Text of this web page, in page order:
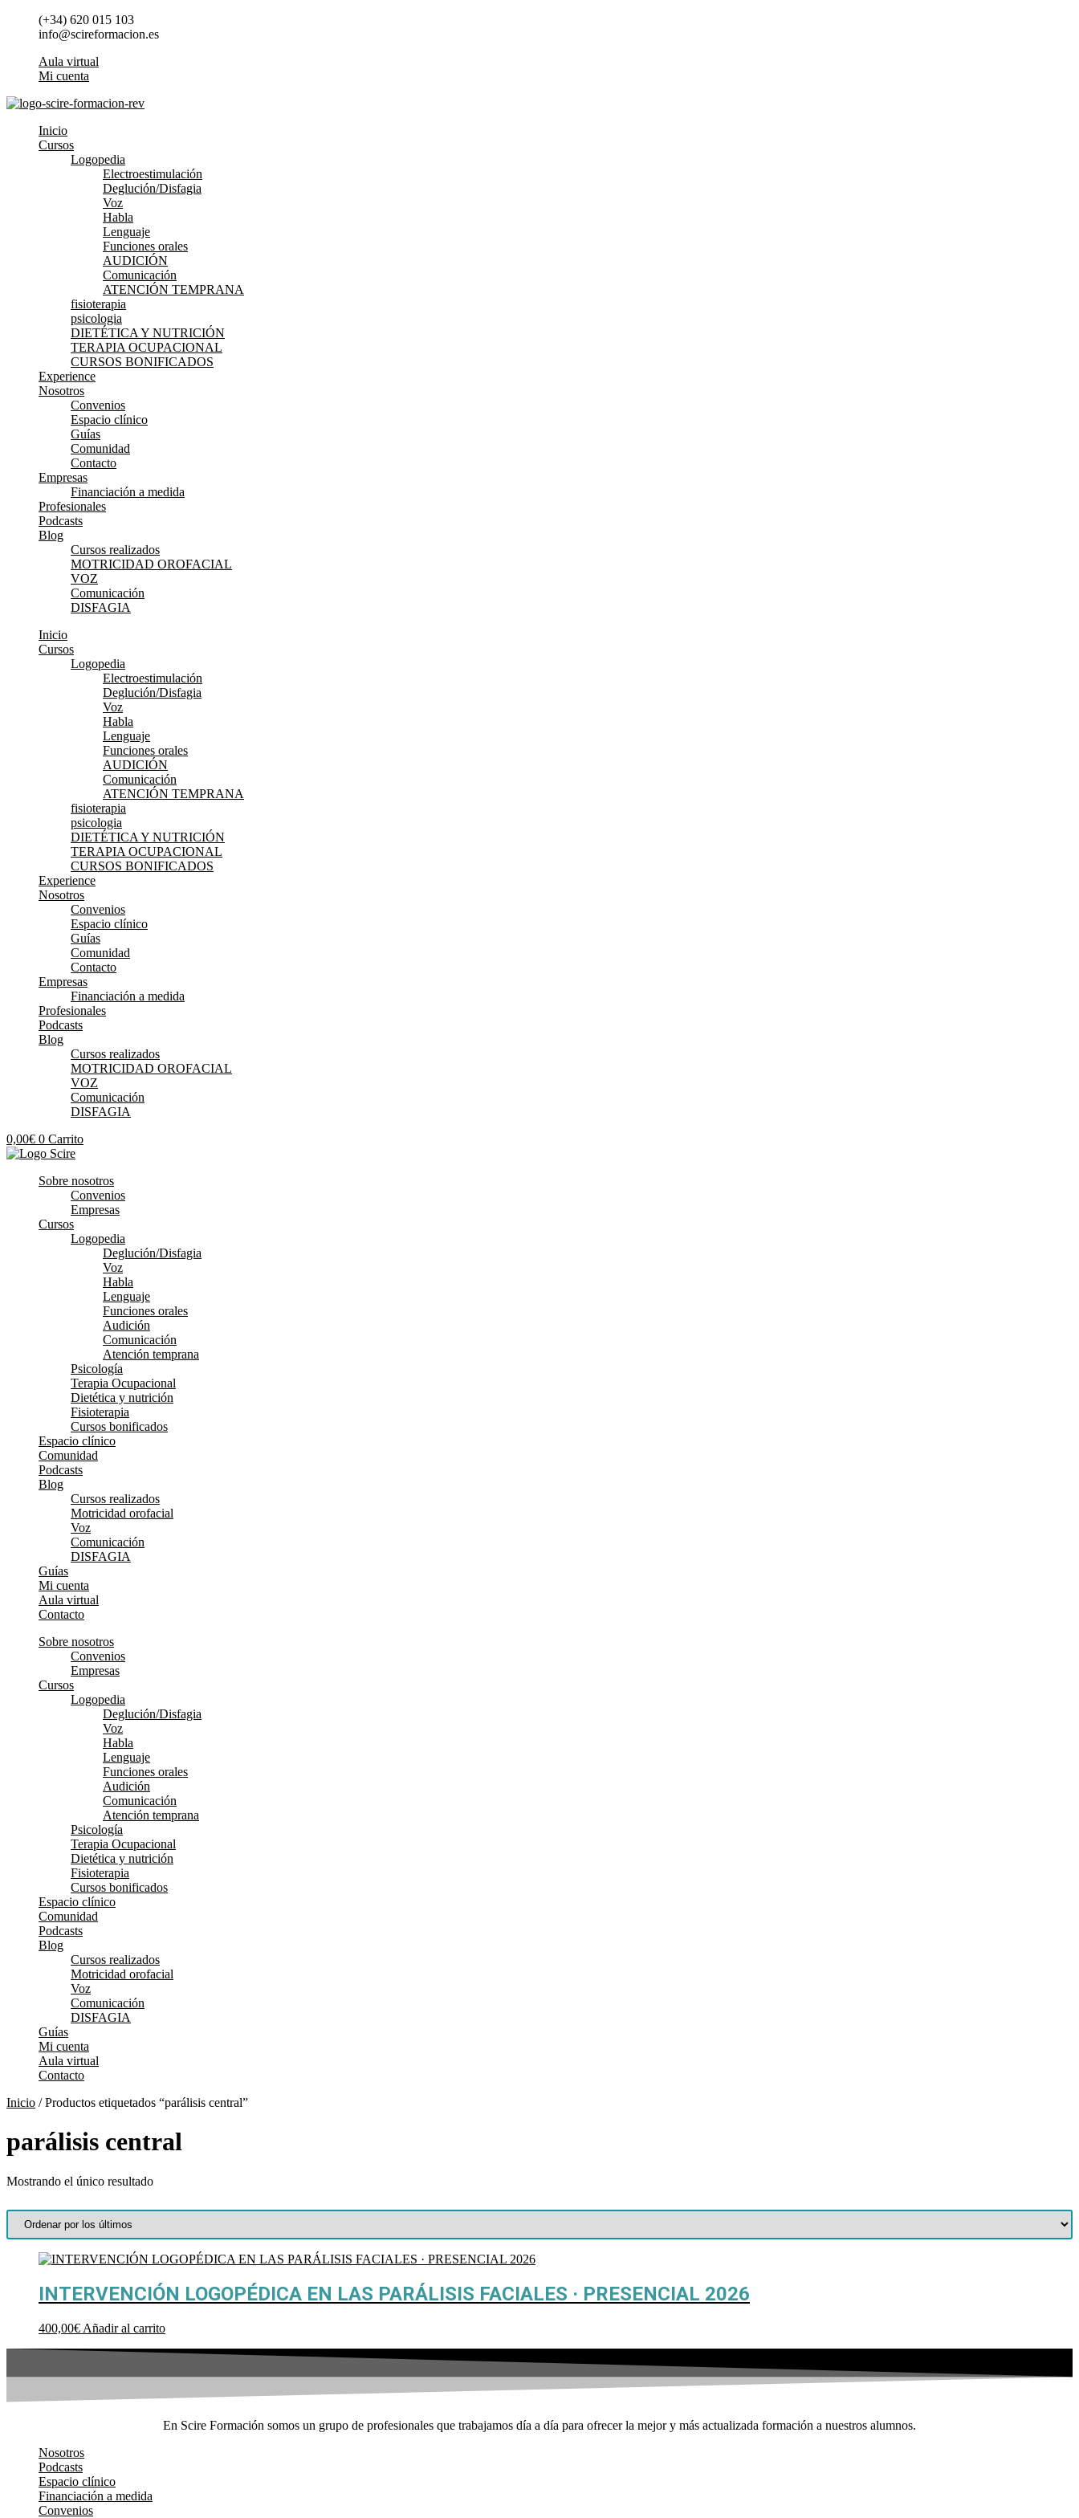
(+34) 620 015 103
info@scireformacion.es
Aula virtual
Mi cuenta
Inicio
Cursos
Logopedia
Electroestimulación
Deglución/Disfagia
Voz
Habla
Lenguaje
Funciones orales
AUDICIÓN
Comunicación
ATENCIÓN TEMPRANA
fisioterapia
psicologia
DIETÉTICA Y NUTRICIÓN
TERAPIA OCUPACIONAL
CURSOS BONIFICADOS
Experience
Nosotros
Convenios
Espacio clínico
Guías
Comunidad
Contacto
Empresas
Financiación a medida
Profesionales
Podcasts
Blog
Cursos realizados
MOTRICIDAD OROFACIAL
VOZ
Comunicación
DISFAGIA
Inicio
Cursos
Logopedia
Electroestimulación
Deglución/Disfagia
Voz
Habla
Lenguaje
Funciones orales
AUDICIÓN
Comunicación
ATENCIÓN TEMPRANA
fisioterapia
psicologia
DIETÉTICA Y NUTRICIÓN
TERAPIA OCUPACIONAL
CURSOS BONIFICADOS
Experience
Nosotros
Convenios
Espacio clínico
Guías
Comunidad
Contacto
Empresas
Financiación a medida
Profesionales
Podcasts
Blog
Cursos realizados
MOTRICIDAD OROFACIAL
VOZ
Comunicación
DISFAGIA
0,00€ 0 Carrito
Sobre nosotros
Convenios
Empresas
Cursos
Logopedia
Deglución/Disfagia
Voz
Habla
Lenguaje
Funciones orales
Audición
Comunicación
Atención temprana
Psicología
Terapia Ocupacional
Dietética y nutrición
Fisioterapia
Cursos bonificados
Espacio clínico
Comunidad
Podcasts
Blog
Cursos realizados
Motricidad orofacial
Voz
Comunicación
DISFAGIA
Guías
Mi cuenta
Aula virtual
Contacto
Sobre nosotros
Convenios
Empresas
Cursos
Logopedia
Deglución/Disfagia
Voz
Habla
Lenguaje
Funciones orales
Audición
Comunicación
Atención temprana
Psicología
Terapia Ocupacional
Dietética y nutrición
Fisioterapia
Cursos bonificados
Espacio clínico
Comunidad
Podcasts
Blog
Cursos realizados
Motricidad orofacial
Voz
Comunicación
DISFAGIA
Guías
Mi cuenta
Aula virtual
Contacto
Inicio / Productos etiquetados “parálisis central”
parálisis central
Mostrando el único resultado
INTERVENCIÓN LOGOPÉDICA EN LAS PARÁLISIS FACIALES · PRESENCIAL 2026
400,00€ Añadir al carrito
En Scire Formación somos un grupo de profesionales que trabajamos día a día para ofrecer la mejor y más actualizada formación a nuestros alumnos.
Nosotros
Podcasts
Espacio clínico
Financiación a medida
Convenios